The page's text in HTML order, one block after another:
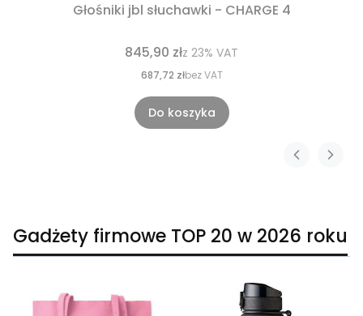
Głośniki jbl słuchawki - CHARGE 4
845,90 złz 23% VAT
687,72 złbez VAT
Do koszyka
Gadżety firmowe TOP 20 w 2026 roku